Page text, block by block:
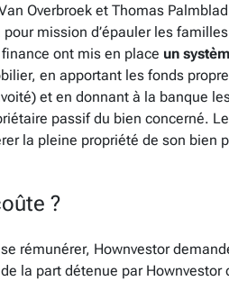
Overbroek et Thomas
mission d’épauler les
ont mis en place un
en apportant les fonds
et en donnant à la banque
passif du bien concerné.
la pleine propriété de son bien
?
rémunérer, Hownvestor
la part détenue par